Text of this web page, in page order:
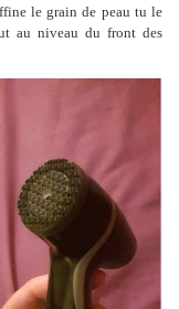
le grain de peau tu le
au niveau du front des